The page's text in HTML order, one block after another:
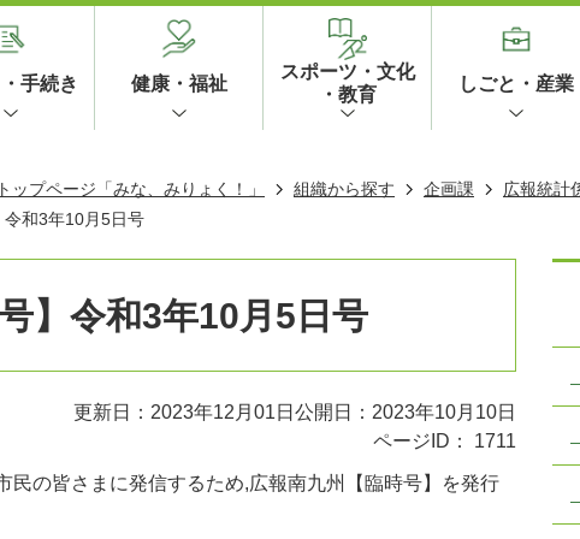
手続き 健康・福祉
スポーツ・文化
・教育
しごと・産業
プページ「みな、みりょく！」 組織から探す 企画課 広報統計
和3年10月5日号
】令和3年10月5日号
更新日：2023年12月01日 公開日：2023年10月10日
ページID：
1711
民の皆さまに発信するため,広報南九州【臨時号】を発行